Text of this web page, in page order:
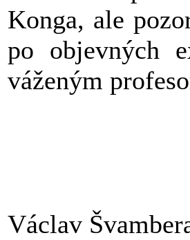
Konga, ale
po objevných
váženým
Václav